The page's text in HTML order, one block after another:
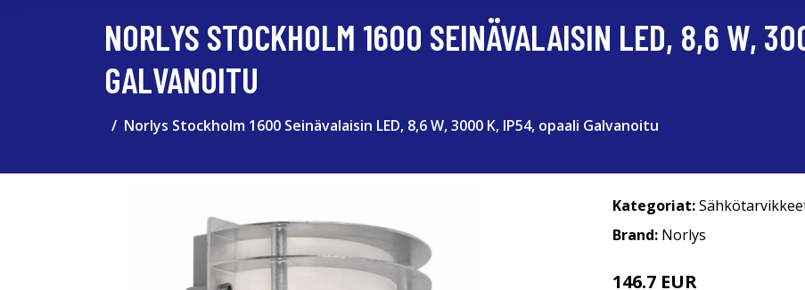
NORLYS STOCKHOLM 1600 SEINÄVALAISIN LED, 8,6 W,
GALVANOITU
Norlys Stockholm 1600 Seinävalaisin LED, 8,6 W, 3000 K, IP54, opaali Galvanoitu
Kategoriat:
Brand: Norlys
146.7 EUR